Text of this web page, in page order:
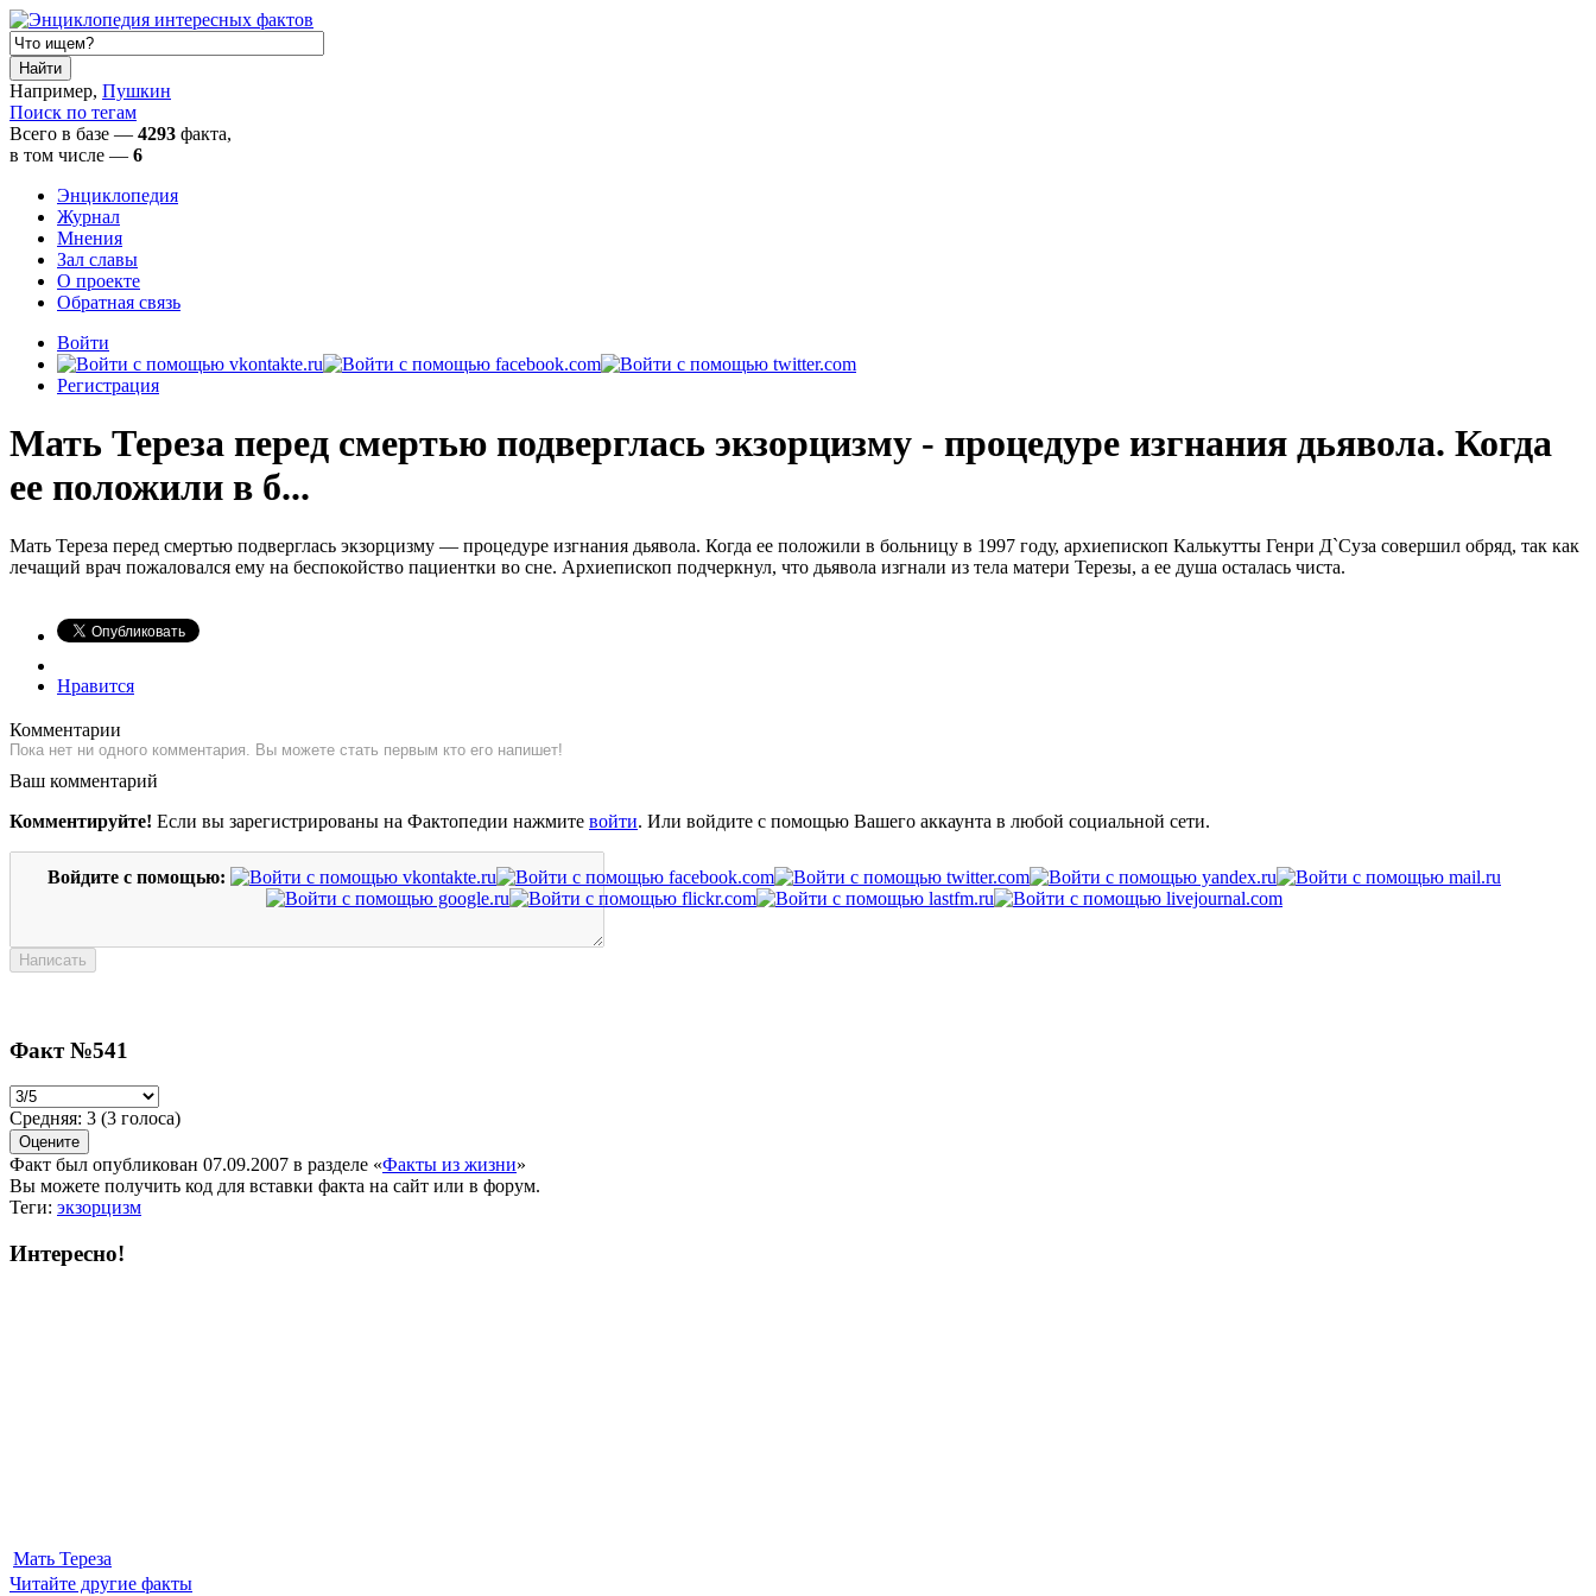
Например, Пушкин
Поиск по тегам
Всего в базе — 4293 факта,
в том числе — 6
Энциклопедия
Журнал
Мнения
Зал славы
О проекте
Обратная связь
Войти
Регистрация
Мать Тереза перед смертью подверглась экзорцизму - процедуре изгнания дьявола. Когда
ее положили в б...
Мать Тереза перед смертью подверглась экзорцизму — процедуре изгнания дьявола. Когда ее положили в больницу в 1997 году, архиепископ Калькутты Генри Д`Суза совершил обряд, так как
лечащий врач пожаловался ему на беспокойство пациентки во сне. Архиепископ подчеркнул, что дьявола изгнали из тела матери Терезы, а ее душа осталась чиста.
Нравится
Комментарии
Пока нет ни одного комментария. Вы можете стать первым кто его напишет!
Ваш комментарий
Комментируйте! Если вы зарегистрированы на Фактопедии нажмите войти. Или войдите с помощью Вашего аккаунта в любой социальной сети.
Войдите с помощью:
Факт №541
Средняя: 3 (3 голоса)
Факт был опубликован 07.09.2007 в разделе «Факты из жизни»
Вы можете получить код для вставки факта на сайт или в форум.
Теги: экзорцизм
Интересно!
Мать Тереза
Читайте другие факты